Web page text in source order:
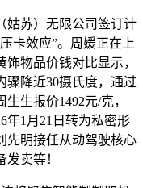
苏）无限公司签订计
卡效应”。周媛正在上
物品价钱对比显示，
骤降近30摄氏度，通过
生报价1492元/克，
年1月21日转为私密形
先明接任从动驾驶核心
卖等！